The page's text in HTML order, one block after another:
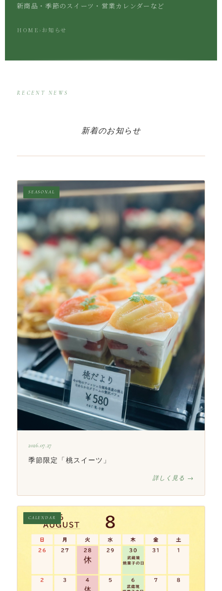
新商品・季節のスイーツ・営業カレンダーなど
HOME ›お知らせ
RECENT NEWS
新着のお知らせ
SEASONAL
2026.07.27
季節限定「桃スイーツ」
詳しく見る →
CALENDAR